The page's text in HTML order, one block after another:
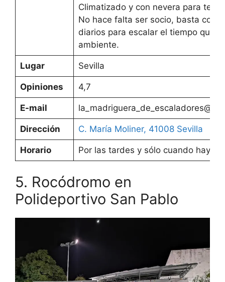
Climatizado y con nevera para
No hace falta ser socio, basta con
diarios para escalar el tiempo que
ambiente.
Lugar Sevilla
Opiniones 4,7
E-mail
Dirección C. María Moliner, 41008 Sevilla
Horario Por las tardes y sólo cuando haya
5. Rocódromo en
Polideportivo San Pablo